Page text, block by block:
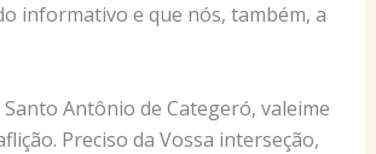
informativo e que nós, também, a
Antônio de Categeró, valeime
Preciso da Vossa interseção,